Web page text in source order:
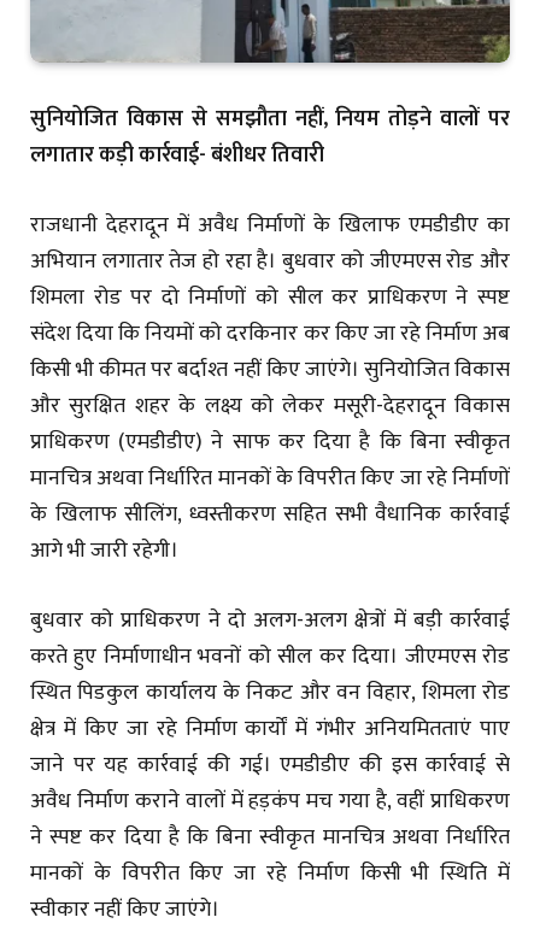
सुनियोजित विकास से समझौता नहीं, नियम तोड़ने वालों पर
लगातार कड़ी कार्रवाई- बंशीधर तिवारी
राजधानी देहरादून में अवैध निर्माणों के खिलाफ एमडीडीए का
अभियान लगातार तेज हो रहा है। बुधवार को जीएमएस रोड और
शिमला रोड पर दो निर्माणों को सील कर प्राधिकरण ने स्पष्ट
संदेश दिया कि नियमों को दरकिनार कर किए जा रहे निर्माण अब
किसी भी कीमत पर बर्दाश्त नहीं किए जाएंगे। सुनियोजित विकास
और सुरक्षित शहर के लक्ष्य को लेकर मसूरी-देहरादून विकास
प्राधिकरण (एमडीडीए) ने साफ कर दिया है कि बिना स्वीकृत
मानचित्र अथवा निर्धारित मानकों के विपरीत किए जा रहे निर्माणों
के खिलाफ सीलिंग, ध्वस्तीकरण सहित सभी वैधानिक कार्रवाई
आगे भी जारी रहेगी।
बुधवार को प्राधिकरण ने दो अलग-अलग क्षेत्रों में बड़ी कार्रवाई
करते हुए निर्माणाधीन भवनों को सील कर दिया। जीएमएस रोड
स्थित पिडकुल कार्यालय के निकट और वन विहार, शिमला रोड
क्षेत्र में किए जा रहे निर्माण कार्यों में गंभीर अनियमितताएं पाए
जाने पर यह कार्रवाई की गई। एमडीडीए की इस कार्रवाई से
अवैध निर्माण कराने वालों में हड़कंप मच गया है, वहीं प्राधिकरण
ने स्पष्ट कर दिया है कि बिना स्वीकृत मानचित्र अथवा निर्धारित
मानकों के विपरीत किए जा रहे निर्माण किसी भी स्थिति में
स्वीकार नहीं किए जाएंगे।